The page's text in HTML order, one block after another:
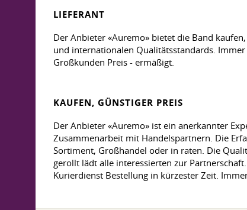
LIEFERANT
Der Anbieter «Auremo» bietet die Band
und internationalen Qualitätsstandards.
Großkunden Preis - ermäßigt.
KAUFEN, GÜNSTIGER PREIS
Der Anbieter «Auremo» ist ein anerkannter
Zusammenarbeit mit Handelspartnern. Die
Sortiment, Großhandel oder in raten. Die
gerollt lädt alle interessierten zur
Kurierdienst Bestellung in kürzester Zeit.